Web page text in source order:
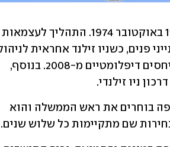
ניו זילנדי.
שם מתקיימות כל שלוש שנים.